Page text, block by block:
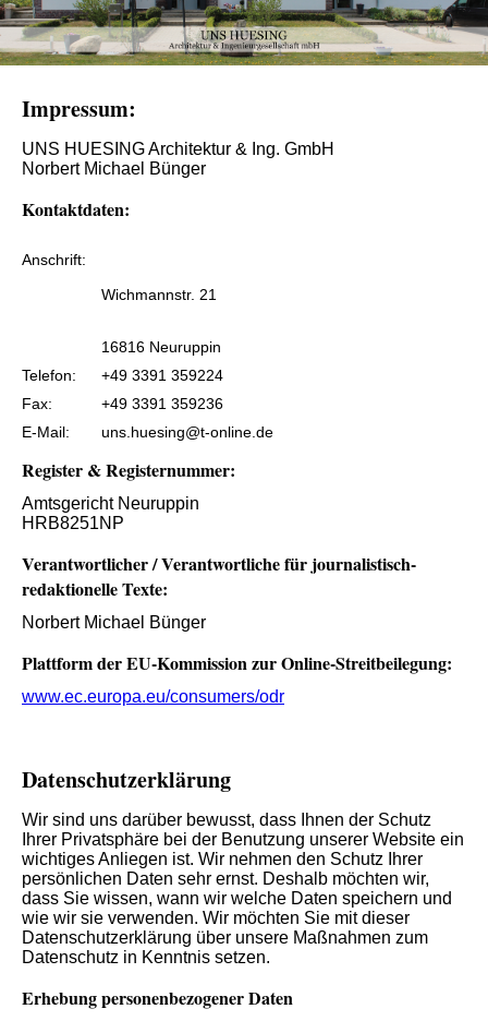
Impressum:
UNS HUESING Architektur & Ing. GmbH
Norbert Michael Bünger
Kontaktdaten:
Anschrift:
Wichmannstr. 21
16816 Neuruppin
Telefon:
+49 3391 359224
Fax:
+49 3391 359236
E-Mail:
uns.huesing@t-online.de
Register & Registernummer:
Amtsgericht Neuruppin
HRB8251NP
Verantwortlicher / Verantwortliche für journalistisch-
redaktionelle Texte:
Norbert Michael Bünger
Plattform der EU-Kommission zur Online-Streitbeilegung:
www.ec.europa.eu/consumers/odr
Datenschutz­erklärung
Wir sind uns darüber bewusst, dass Ihnen der Schutz
Ihrer Privatsphäre bei der Benutzung unserer Website ein
wichtiges Anliegen ist. Wir nehmen den Schutz Ihrer
persönlichen Daten sehr ernst. Deshalb möchten wir,
dass Sie wissen, wann wir welche Daten speichern und
wie wir sie verwenden. Wir möchten Sie mit dieser
Datenschutzerklärung über unsere Maßnahmen zum
Datenschutz in Kenntnis setzen.
Erhebung personenbezogener Daten